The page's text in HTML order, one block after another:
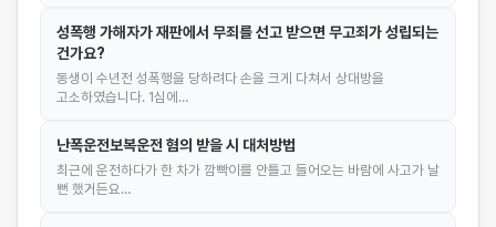
성폭행 가해자가 재판에서 무죄를 선고 받으면 무고죄가 성립되는
건가요?
동생이 수년전 성폭행을 당하려다 손을 크게 다쳐서 상대방을
고소하였습니다. 1심에…
난폭운전보복운전 혐의 받을 시 대처방법
최근에 운전하다가 한 차가 깜빡이를 안틀고 들어오는 바람에 사고가 날
뻔 했거든요…